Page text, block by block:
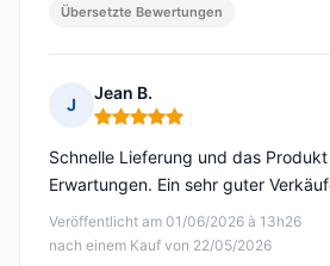
Übersetzte Bewertungen
J
Jean B.
Hinweis: 5 von 5
Veröffentlicht am 01/06/2026 à 13h26
nach einem Kauf von 22/05/2026
Schnelle Lieferung und das
Erwartungen. Ein sehr guter